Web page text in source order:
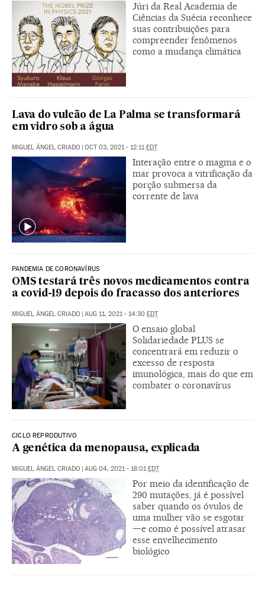
Júri da Real Academia de
Ciências da Suécia reconhece
suas contribuições para
compreender fenômenos
como a mudança climática
Lava do vulcão de La Palma se transformará
em vidro sob a água
MIGUEL ÁNGEL CRIADO | OCT 03, 2021 - 12:11EDT
Interação entre o magma e o
mar provoca a vitrificação da
porção submersa da
corrente de lava
PANDEMIA DE CORONAVÍRUS
OMS testará três novos medicamentos contra
a covid-19 depois do fracasso dos anteriores
MIGUEL ÁNGEL CRIADO | AUG 11, 2021 - 14:30 EDT
O ensaio global
Solidariedade PLUS se
concentrará em reduzir o
excesso de resposta
imunológica, mais do que em
combater o coronavírus
CICLO REPRODUTIVO
A genética da menopausa, explicada
MIGUEL ÁNGEL CRIADO | AUG 04, 2021 - 18:01EDT
Por meio da identificação de
290 mutações, já é possível
saber quando os óvulos de
uma mulher vão se esgotar
—e como é possível atrasar
esse envelhecimento
biológico